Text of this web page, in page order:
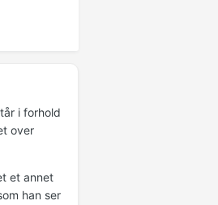
i forhold
over
et annet
han ser